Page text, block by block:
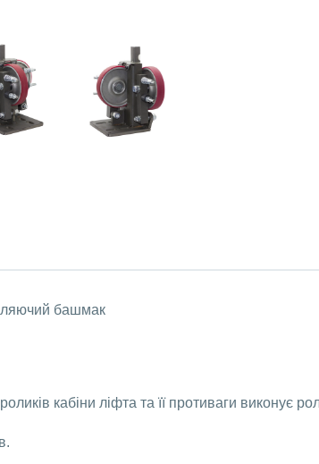
башмак
кабіни ліфта та її противаги виконує